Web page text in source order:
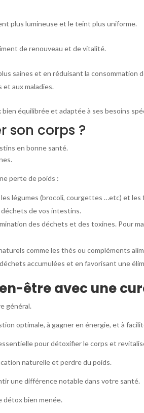
plus lumineuse et le teint plus uniforme.
de renouveau et de vitalité.
saines et en réduisant la consommation
aux maladies.
équilibrée et adaptée à ses besoins
son corps ?
en bonne santé.
perte de poids :
légumes (brocoli, courgettes …etc) et les
déchets de vos intestins.
des déchets et des toxines. Pour
comme les thés ou compléments
accumulées et en favorisant une
être avec une
général.
optimale, à gagner en énergie, et à
pour détoxifier le corps et
naturelle et perdre du poids.
une différence notable dans votre santé.
détox bien menée.